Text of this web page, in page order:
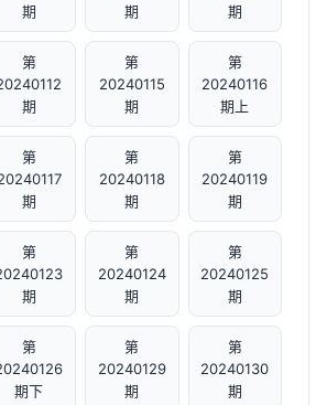
期
期
期
第
期
第
20240115
期
第
20240116
期上
第
期
第
20240118
期
第
20240119
期
第
期
第
20240124
期
第
20240125
期
第
期下
第
20240129
期
第
20240130
期